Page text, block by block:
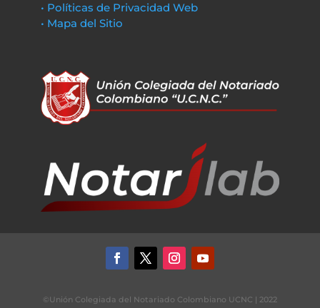
• Políticas de Privacidad Web
• Mapa del Sitio
©Unión Colegiada del Notariado Colombiano UCNC | 2022